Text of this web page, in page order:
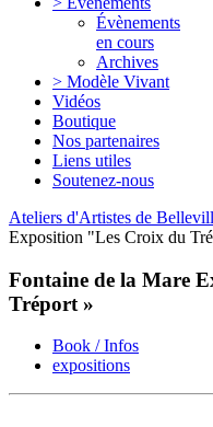
Évènements
en cours
Archives
> Modèle Vivant
Vidéos
Boutique
Nos partenaires
Liens utiles
Soutenez-nous
Ateliers d'Artistes de
Exposition "Les Croix du
Fontaine de la Mare
Tréport »
Book / Infos
expositions